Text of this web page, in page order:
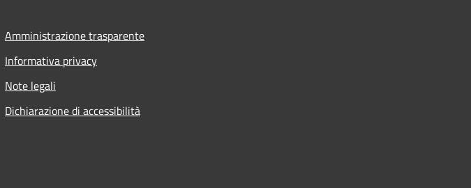
Amministrazione trasparente
Informativa privacy
Note legali
Dichiarazione di accessibilità